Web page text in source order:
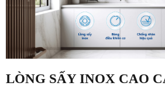
LÒNG SẤY INOX CAO